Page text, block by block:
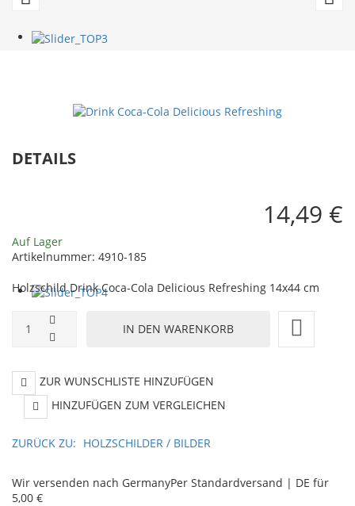
Go
DETAILS
14,49 €
Auf Lager
Artikelnummer: 4910-185
Holzschild Drink Coca-Cola Delicious Refreshing 14x44 cm
ZUR WUNSCHLISTE HINZUFÜGEN
HINZUFÜGEN ZUM VERGLEICHEN
ZURÜCK ZU: HOLZSCHILDER / BILDER
Wir versenden nach GermanyPer Standardversand | DE für
5,00 €